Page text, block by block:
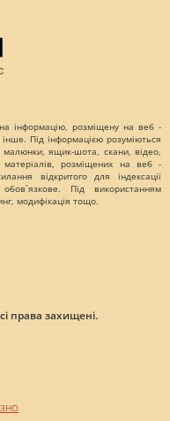
інформацію, розміщену на веб -
Під інформацією розуміються
малюнки, ящик-шота, скани, відео,
матеріалів, розміщених на веб -
відкритого для індексації
Під використанням
модифікація тощо.
права захищені.